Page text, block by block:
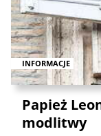
INFORMACJE
Papież
modlitwy